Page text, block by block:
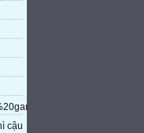
cậu